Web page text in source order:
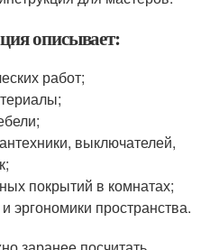
описывает:
работ;
выключателей,
покрытий в комнатах;
эргономики пространства.